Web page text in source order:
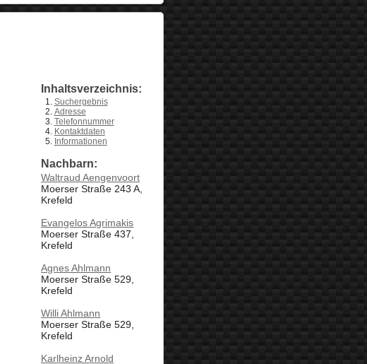
Inhaltsverzeichnis:
Suchergebnis
Adresse
Telefonnummer
Kontaktdaten
Informationen
Nachbarn:
Waltraud Aengenvoort
Moerser Straße 243 A,
Krefeld
Evangelos Agrimakis
Moerser Straße 437,
Krefeld
Agnes Ahlmann
Moerser Straße 529,
Krefeld
Willi Ahlmann
Moerser Straße 529,
Krefeld
Karlheinz Arnold